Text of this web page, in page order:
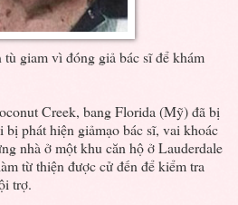
giam vì đóng giả bác sĩ để khám
Creek, bang Florida (Mỹ) đã bị
phát hiện giảmạo bác sĩ, vai khoác
nhà ở một khu căn hộ ở Lauderdale
từ thiện được cử đến để kiểm tra
trợ.